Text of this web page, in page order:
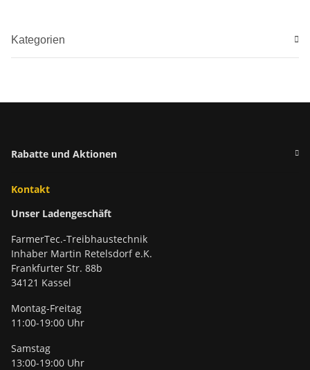
Kategorien
Rabatte und Aktionen
Kontakt
Unser Ladengeschäft
FarmerTec.-Treibhaustechnik
Inhaber Martin Retelsdorf e.K.
Frankfurter Str. 88b
34121 Kassel
Montag-Freitag
11:00-19:00 Uhr
Samstag
13:00-19:00 Uhr